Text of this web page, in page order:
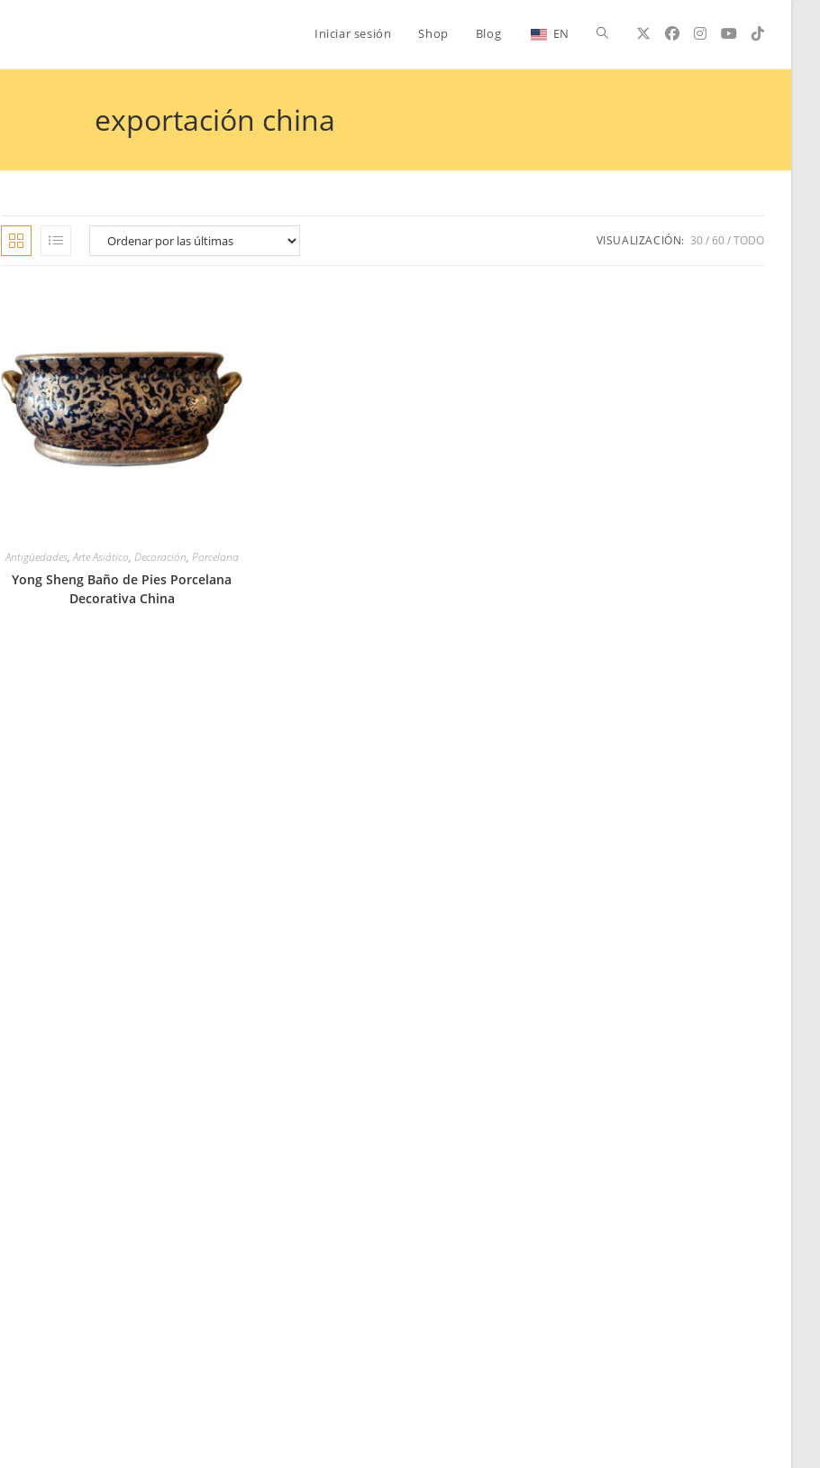
Iniciar sesión Shop Blog EN Alternar
de
la
exportación china
VISUALIZACIÓN: 30 60 TODO
Antigüedades,Arte Asiático, Decoración, Porcelana
Yong Sheng Baño de Pies Porcelana
Decorativa China